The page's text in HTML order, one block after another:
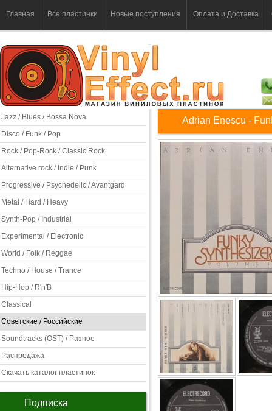
Главная Все пластинки Новые поступления Оплата и Доставка
Jazz / Blues / Bossa Nova
Disco / Funk / Pop
Rock / Pop-Rock / Classic Rock
Alternative rock / Indie / Punk
Progressive / Psychedelic / Avantgard
Metal / Hard / Heavy
Synth-Pop / Industrial
Experimental / Electronic
World / Folk / Reggae
Techno / House / Trance
Hip-Hop / R'n'B
Classical
Советские / Российские
Soundtracks (OST) / Разное
Распродажа
Скачать каталог пластинок
Подписка
Adrian Enescu -